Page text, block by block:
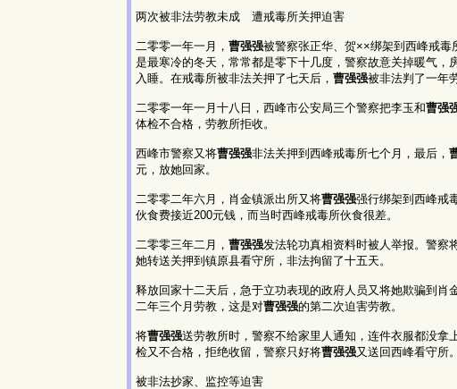
两次被非法劳教未成 遭戒毒所关押迫害
二零零一年一月， 曹强强被警察张正华、贺××绑架到西峰戒毒
是最寒冷的冬天，常常都是零下十几度，警察故意关掉暖气
入睡。在戒毒所被非法关押了七天后， 曹强强被非法判了一年
二零零一年一月十八日，西峰市公安局三个警察把李玉和曹强
体检不合格，劳教所拒收。
西峰市警察又将曹强强非法关押到西峰戒毒所七个月，最后，
元，放她回家。
二零零二年六月，肖金镇派出所又将曹强强强行绑架到西峰戒
伙食费接近200元钱，而当时西峰戒毒所伙食很差。
二零零三年二月， 曹强强发法轮功真相资料时被人举报。警察
她转送关押到镇原县看守所，非法拘留了十五天。
释放回家十二天后，急于立功表现的政府人员又将她欺骗到
二年三个月劳教，这是对曹强强的第二次迫害劳教。
将曹强强送劳教所时，警察不给家里人通知，连件衣服都没拿
检又不合格，拒绝收留，警察只好将曹强强又送回西峰看守所。
被非法抄家、监控等迫害